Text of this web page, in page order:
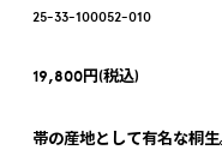
25-33-100052-010
19,800円(税込)
帯の産地として有名な桐